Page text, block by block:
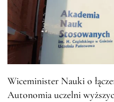
Wiceminister Nauki o
Autonomia uczelni